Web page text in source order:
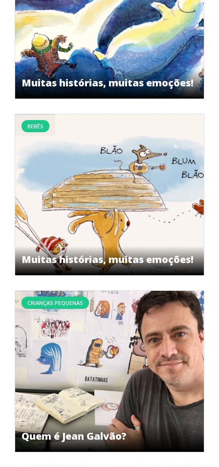
Muitas histórias, muitas emoções!
Muitas histórias, muitas emoções!
BEBÊS
Quem é Jean Galvão?
CRIANÇAS PEQUENAS